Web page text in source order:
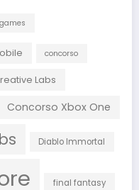
concorso
Labs
Concorso Xbox One
Diablo Immortal
final fantasy